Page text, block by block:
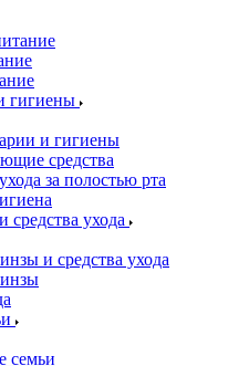
гигиены
и гигиены
средства
за полостью рта
ухода
и средства ухода
семьи